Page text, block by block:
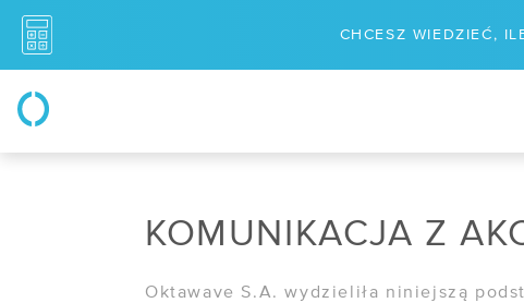
CHCESZ WIEDZIEĆ,
/ Cloud storage
/ Storage blokowy
/
/ Skan
KOMUNIKACJA Z
Oktawave S.A. wydzieliła niniejszą